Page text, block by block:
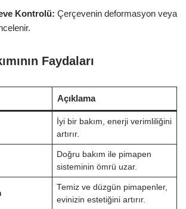
Kontrolü: Çerçevenin deformasyon veya
Faydaları
Açıklama
İyi bir bakım, enerji verimliliğini
artırır.
Doğru bakım ile pimapen
sisteminin ömrü uzar.
Temiz ve düzgün pimapenler,
evinizin estetiğini artırır.